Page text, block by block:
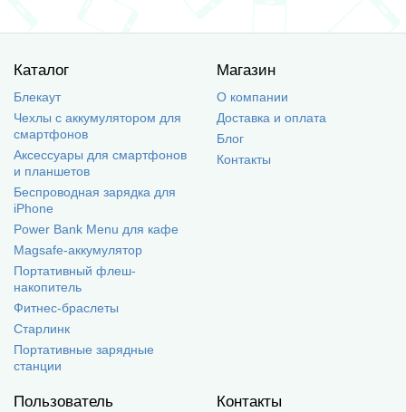
Каталог
Блекаут
Чехлы с аккумулятором для
смартфонов
Аксессуары для смартфонов
и планшетов
Беспроводная зарядка для
iPhone
Power Bank Menu для кафе
Magsafe-аккумулятор
Портативный флеш-
накопитель
Фитнес-браслеты
Старлинк
Портативные зарядные
станции
Магазин
О компании
Доставка и оплата
Блог
Контакты
Пользователь Контакты